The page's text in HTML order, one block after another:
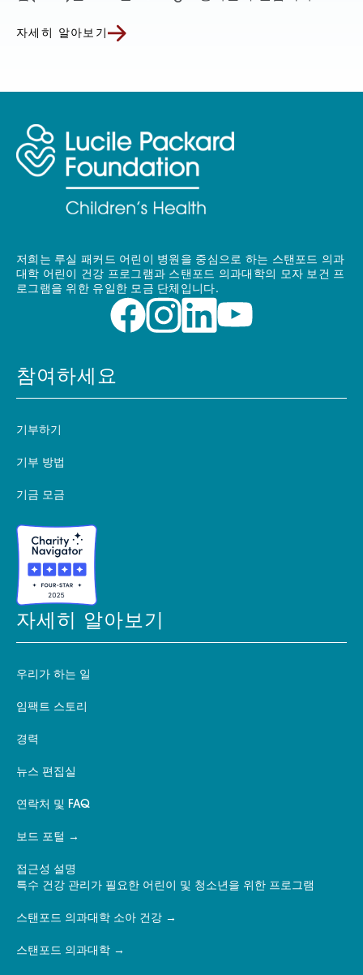
자세히 알아보기
저희는 루실 패커드 어린이 병원을 중심으로 하는 스탠포드 의과
대학 어린이 건강 프로그램과 스탠포드 의과대학의 모자 보건 프
로그램을 위한 유일한 모금 단체입니다.
참여하세요
기부하기
기부 방법
기금 모금
자세히 알아보기
우리가 하는 일
임팩트 스토리
경력
뉴스 편집실
연락처 및 FAQ
보드 포털
접근성 설명
특수 건강 관리가 필요한 어린이 및 청소년을 위한 프로그램
스탠포드 의과대학 소아 건강
스탠포드 의과대학